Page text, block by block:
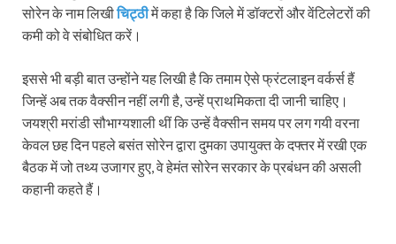
सोरेन के नाम लिखीचिट्ठीमें कहा है कि जिले में डॉक्‍टरों और वेंटिलेटरों की
कमी को वे संबोधित करें।
इससे भी बड़ी बात उन्‍होंने यह लिखी है कि तमाम ऐसे फ्रंटलाइन वर्कर्स हैं
जिन्‍हें अब तक वैक्‍सीन नहीं लगी है, उन्‍हें प्राथमिकता दी जानी चाहिए।
जयश्री मरांडी सौभाग्‍यशाली थीं कि उन्‍हें वैक्‍सीन समय पर लग गयी वरना
केवल छह दिन पहले बसंत सोरेन द्वारा दुमका उपायुक्‍त के दफ्तर में रखी एक
बैठक में जो तथ्‍य उजागर हुए, वे हेमंत सोरेन सरकार के प्रबंधन की असली
कहानी कहते हैं।